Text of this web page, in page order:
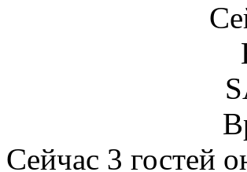
Сейчас 3 гостей